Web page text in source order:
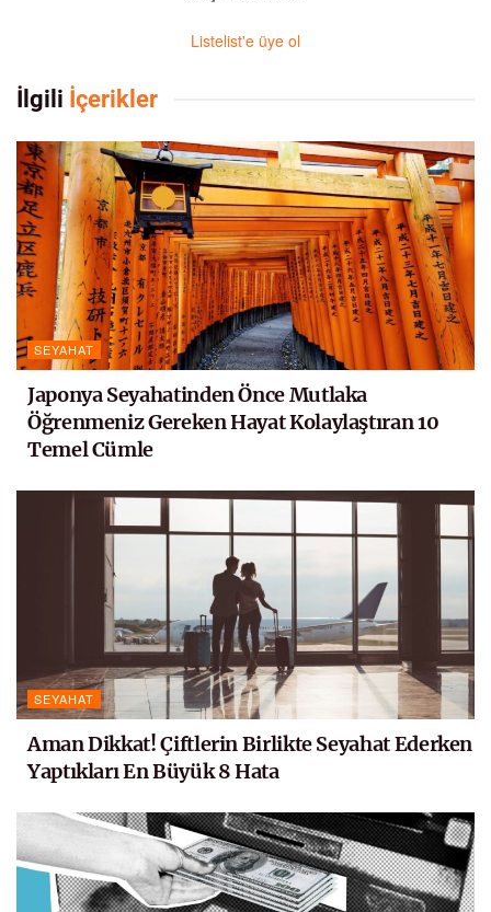
Listelist'e üye ol
İlgili İçerikler
SEYAHAT
Japonya Seyahatinden Önce Mutlaka
Öğrenmeniz Gereken Hayat Kolaylaştıran 10
Temel Cümle
SEYAHAT
Aman Dikkat! Çiftlerin Birlikte Seyahat Ederken
Yaptıkları En Büyük 8 Hata